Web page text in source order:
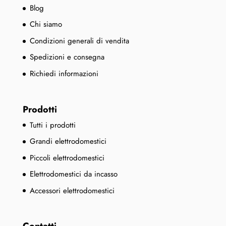
Blog
Chi siamo
Condizioni generali di vendita
Spedizioni e consegna
Richiedi informazioni
Prodotti
Tutti i prodotti
Grandi elettrodomestici
Piccoli elettrodomestici
Elettrodomestici da incasso
Accessori elettrodomestici